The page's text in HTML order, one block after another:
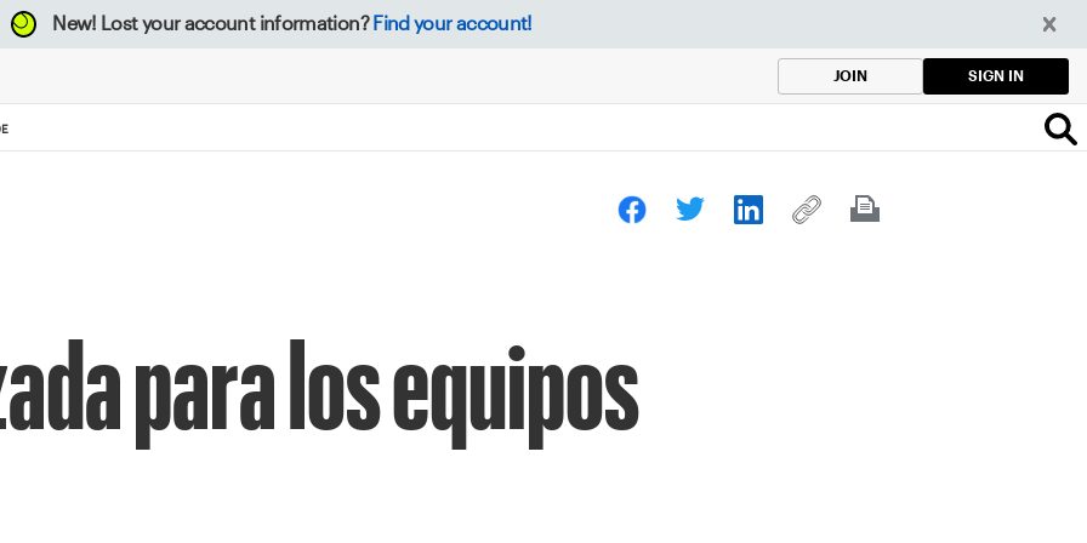
New! Lost your account information? Find your account!
JOIN SIGN IN
para los equipos